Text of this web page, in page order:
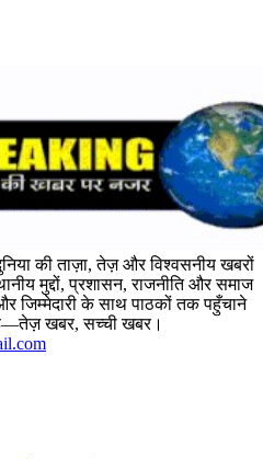
की ताज़ा, तेज़ और विश्वसनीय खबरों
मुद्दों, प्रशासन, राजनीति और समाज
जिम्मेदारी के साथ पाठकों तक पहुँचाने
है—तेज़ खबर, सच्ची खबर।